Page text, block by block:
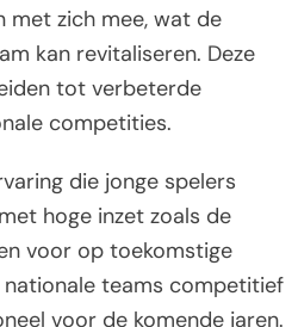
met zich mee, wat de
kan revitaliseren. Deze
tot verbeterde
competities.
die jonge spelers
hoge inzet zoals de
voor op toekomstige
teams competitief
voor de komende jaren.